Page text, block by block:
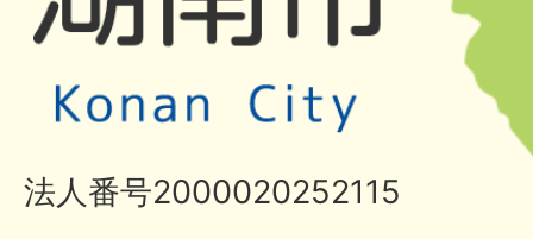
法人番号2000020252115